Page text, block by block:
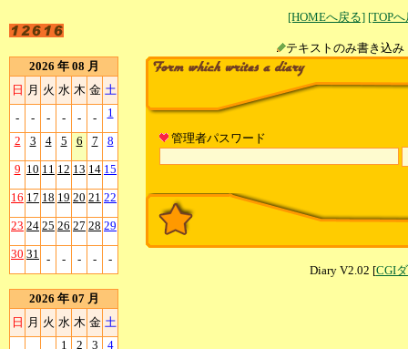
[HOMEへ戻る] [TOP
テキストのみ書
2026 年 08 月
日 月 火 水 木 金 土
- - - - - - 1
2 3 4 5 6 7 8
9 10 11 12 13 14 15
16 17 18 19 20 21 22
23 24 25 26 27 28 29
30 31 - - - - -
2026 年 07 月
日 月 火 水 木 金 土
1 2 3 4
管理者パスワード
Diary V2.02 [CGI